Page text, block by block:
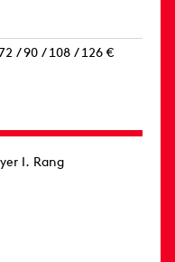
/ 90 / 108 / 126 €
I. Rang